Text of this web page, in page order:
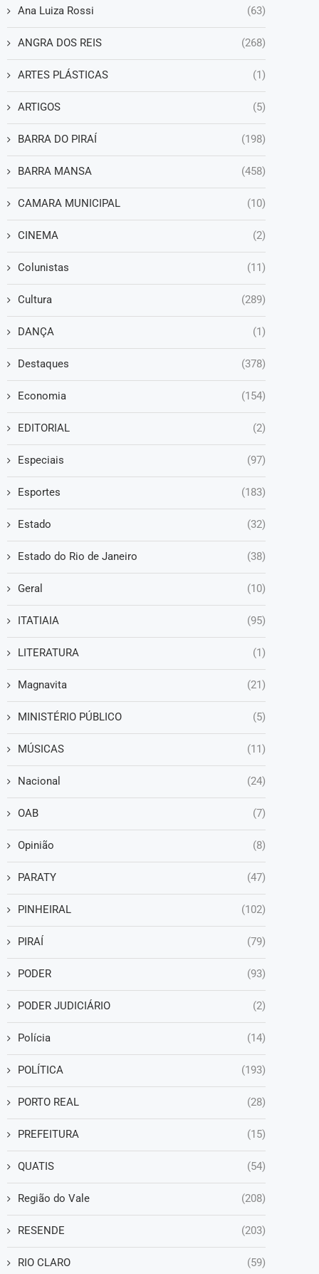
Ana Luiza Rossi (63)
ANGRA DOS REIS (268)
ARTES PLÁSTICAS (1)
ARTIGOS (5)
BARRA DO PIRAÍ (198)
BARRA MANSA (458)
CAMARA MUNICIPAL (10)
CINEMA (2)
Colunistas (11)
Cultura (289)
DANÇA (1)
Destaques (378)
Economia (154)
EDITORIAL (2)
Especiais (97)
Esportes (183)
Estado (32)
Estado do Rio de Janeiro (38)
Geral (10)
ITATIAIA (95)
LITERATURA (1)
Magnavita (21)
MINISTÉRIO PÚBLICO (5)
MÚSICAS (11)
Nacional (24)
OAB (7)
Opinião (8)
PARATY (47)
PINHEIRAL (102)
PIRAÍ (79)
PODER (93)
PODER JUDICIÁRIO (2)
Polícia (14)
POLÍTICA (193)
PORTO REAL (28)
PREFEITURA (15)
QUATIS (54)
Região do Vale (208)
RESENDE (203)
RIO CLARO (59)